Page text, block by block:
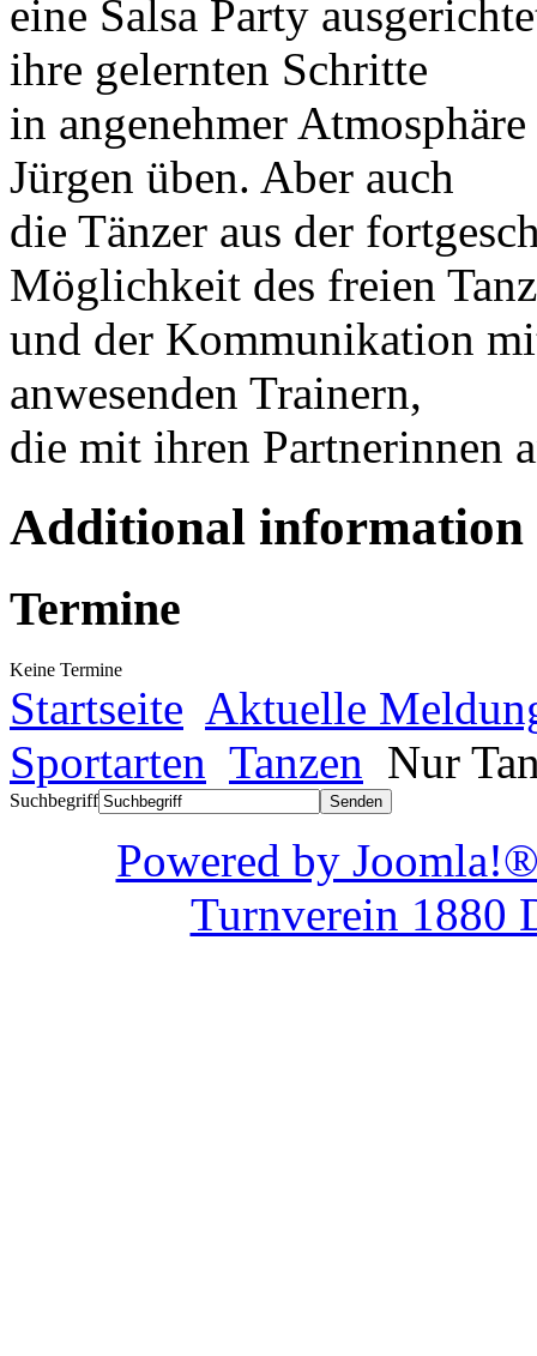
eine Salsa Party
ihre gelernten Schritte
in angenehmer
Jürgen üben. Aber auch
die Tänzer aus der
Möglichkeit des freien
und der Kommunikation
anwesenden Trainern,
die mit ihren Partnerinnen
Additional information
Termine
Keine Termine
Startseite Aktuelle
Sportarten Tanzen Nur
Suchbegriff
Powered by
Turnverein